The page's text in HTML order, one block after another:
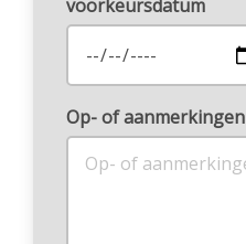
voorkeursdatum
Op- of aanmerkingen